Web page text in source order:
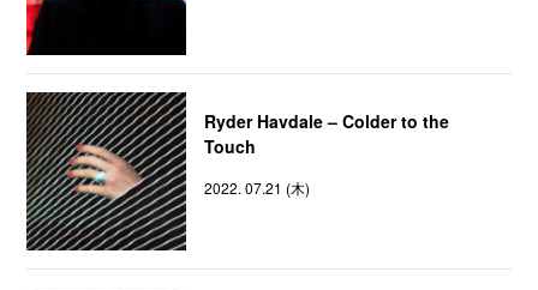
Ryder Havdale – Colder to the
Touch
2022. 07.21 (木)